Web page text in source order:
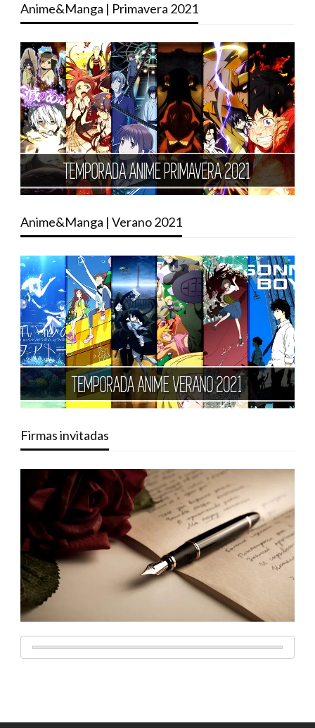
Anime&Manga | Primavera 2021
Anime&Manga | Verano 2021
Firmas invitadas